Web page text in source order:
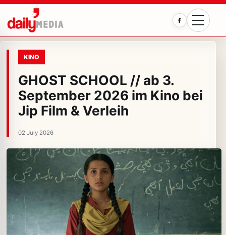
Facebook
KINO
GHOST SCHOOL // ab 3.
September 2026 im Kino bei
Jip Film & Verleih
02 July 2026